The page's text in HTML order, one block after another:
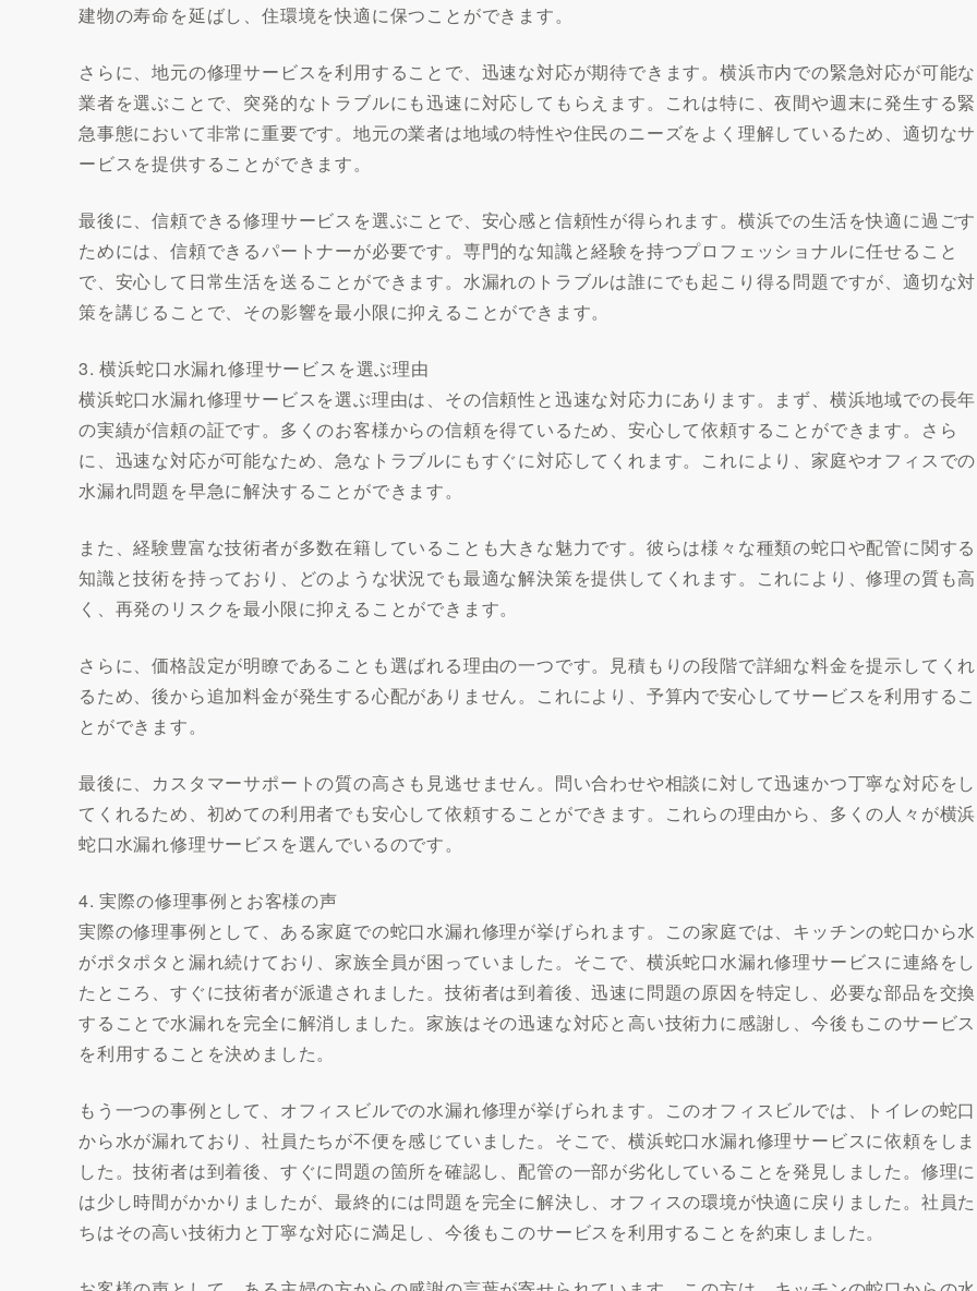
建物の寿命を延ばし、住環境を快適に保つことができます。
さらに、地元の修理サービスを利用することで、迅速な対応が期待できます。横浜市内での緊急対応が可能な
業者を選ぶことで、突発的なトラブルにも迅速に対応してもらえます。これは特に、夜間や週末に発生する緊
急事態において非常に重要です。地元の業者は地域の特性や住民のニーズをよく理解しているため、適切なサ
ービスを提供することができます。
最後に、信頼できる修理サービスを選ぶことで、安心感と信頼性が得られます。横浜での生活を快適に過ごす
ためには、信頼できるパートナーが必要です。専門的な知識と経験を持つプロフェッショナルに任せること
で、安心して日常生活を送ることができます。水漏れのトラブルは誰にでも起こり得る問題ですが、適切な対
策を講じることで、その影響を最小限に抑えることができます。
3. 横浜蛇口水漏れ修理サービスを選ぶ理由
横浜蛇口水漏れ修理サービスを選ぶ理由は、その信頼性と迅速な対応力にあります。まず、横浜地域での長年
の実績が信頼の証です。多くのお客様からの信頼を得ているため、安心して依頼することができます。さら
に、迅速な対応が可能なため、急なトラブルにもすぐに対応してくれます。これにより、家庭やオフィスでの
水漏れ問題を早急に解決することができます。
また、経験豊富な技術者が多数在籍していることも大きな魅力です。彼らは様々な種類の蛇口や配管に関する
知識と技術を持っており、どのような状況でも最適な解決策を提供してくれます。これにより、修理の質も高
く、再発のリスクを最小限に抑えることができます。
さらに、価格設定が明瞭であることも選ばれる理由の一つです。見積もりの段階で詳細な料金を提示してくれ
るため、後から追加料金が発生する心配がありません。これにより、予算内で安心してサービスを利用するこ
とができます。
最後に、カスタマーサポートの質の高さも見逃せません。問い合わせや相談に対して迅速かつ丁寧な対応をし
てくれるため、初めての利用者でも安心して依頼することができます。これらの理由から、多くの人々が横浜
蛇口水漏れ修理サービスを選んでいるのです。
4. 実際の修理事例とお客様の声
実際の修理事例として、ある家庭での蛇口水漏れ修理が挙げられます。この家庭では、キッチンの蛇口から水
がポタポタと漏れ続けており、家族全員が困っていました。そこで、横浜蛇口水漏れ修理サービスに連絡をし
たところ、すぐに技術者が派遣されました。技術者は到着後、迅速に問題の原因を特定し、必要な部品を交換
することで水漏れを完全に解消しました。家族はその迅速な対応と高い技術力に感謝し、今後もこのサービス
を利用することを決めました。
もう一つの事例として、オフィスビルでの水漏れ修理が挙げられます。このオフィスビルでは、トイレの蛇口
から水が漏れており、社員たちが不便を感じていました。そこで、横浜蛇口水漏れ修理サービスに依頼をしま
した。技術者は到着後、すぐに問題の箇所を確認し、配管の一部が劣化していることを発見しました。修理に
は少し時間がかかりましたが、最終的には問題を完全に解決し、オフィスの環境が快適に戻りました。社員た
ちはその高い技術力と丁寧な対応に満足し、今後もこのサービスを利用することを約束しました。